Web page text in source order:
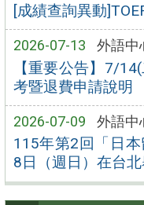
[成績查詢異動
2026-07-13 外語中
【重要公告】7/
考暨退費申請說明
2026-07-09 外語中
115年第2回「日
8日（週日）在台